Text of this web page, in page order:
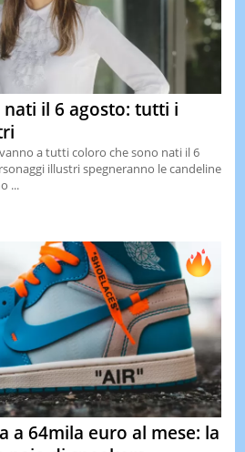
il 6 agosto: tutti i
a tutti coloro che sono nati il 6
illustri spegneranno le candeline
...
a 64mila euro al mese: la